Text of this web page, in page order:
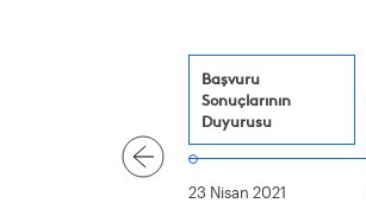
23 Nisan 2021
Başvuru
Sonuçlarının
Duyurusu